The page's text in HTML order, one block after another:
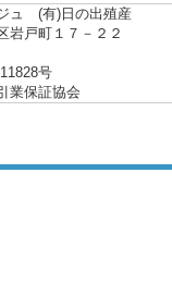
ュ (有)日の出殖産
岩戸町１７－２２
号
業保証協会